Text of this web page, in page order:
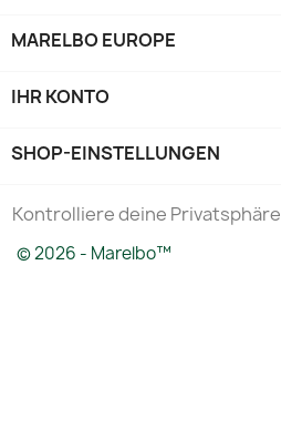
MARELBO EUROPE
IHR KONTO
SHOP-EINSTELLUNGEN
Kontrolliere deine Privatsphäre
© 2026 - Marelbo™